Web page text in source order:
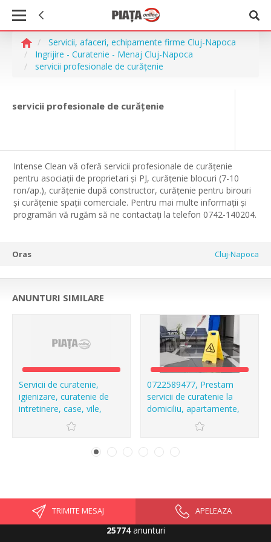
Servicii, afaceri, echipamente firme Cluj-Napoca
Ingrijire - Curatenie - Menaj Cluj-Napoca
servicii profesionale de curățenie
servicii profesionale de curățenie
Intense Clean vă oferă servicii profesionale de curățenie
pentru asociații de proprietari și PJ, curățenie blocuri (7-10
ron/ap.), curățenie după constructor, curățenie pentru birouri
și curățenie spații comerciale. Pentru mai multe informații și
programări vă rugăm să ne contactați la telefon 0742-140204.
Oras Cluj-Napoca
ANUNTURI SIMILARE
Servicii de curatenie,
igienizare, curatenie de
intretinere, case, vile,
0722589477, Prestam
servicii de curatenie la
domiciliu, apartamente,
garsoniere, birouri, etc.
TRIMITE MESAJ APELEAZA
25774anunturi